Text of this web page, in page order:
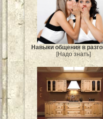
Навыки общения в
[Надо знать]